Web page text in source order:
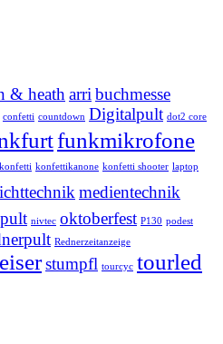
& heath arri buchmesse
confetti countdown Digitalpult dot2 core
funkmikrofone
konfetti konfettikanone konfetti shooter laptop
medientechnik
nivtec oktoberfest P130 podest
Rednerzeitanzeige
stumpfl tourcyc tourled